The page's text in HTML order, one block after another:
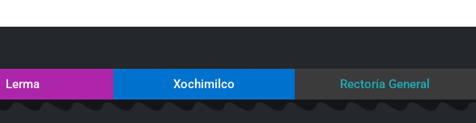
Lerma Xochimilco Rectoría General